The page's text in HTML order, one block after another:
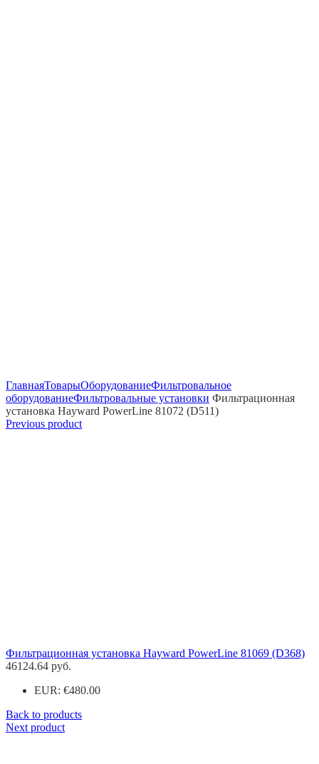
ГлавнаяТоварыОборудованиеФильтровальное
оборудованиеФильтровальные установки Фильтрационная
установка Hayward PowerLine 81072 (D511)
Previous product
Фильтрационная установка Hayward PowerLine 81069 (D368)
46124.64 руб.
EUR: €480.00
Back to products
Next product